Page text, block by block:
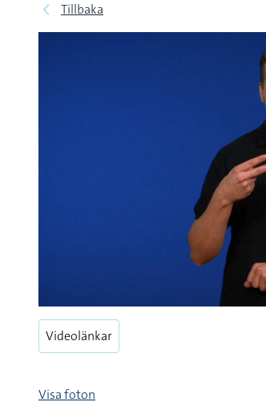
Tillbaka
Videolänkar
Visa foton